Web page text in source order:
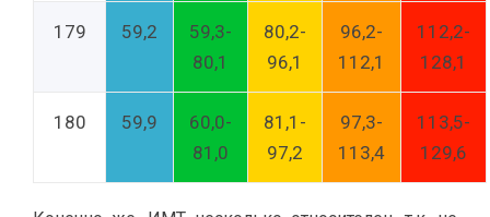
179 59,2
59,3-
80,1
80,2-
96,1
96,2-
112,1
112,2-
128,1
180 59,9
60,0-
81,0
81,1-
97,2
97,3-
113,4
113,5-
129,6